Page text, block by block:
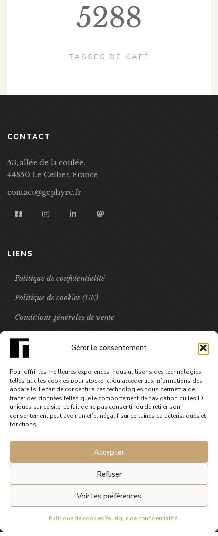
Gérer le consentement
Pour offrir les meilleures expériences, nous utilisons des technologies
telles que les cookies pour stocker et/ou accéder aux informations des
appareils. Le fait de consentir à ces technologies nous permettra de
traiter des données telles que le comportement de navigation ou les ID
uniques sur ce site. Le fait de ne pas consentir ou de retirer son
consentement peut avoir un effet négatif sur certaines caractéristiques et
fonctions.
Accepter
Refuser
Voir les préférences
Politique de cookiesPolitique de confidentialité
5288
TASSES DE CAFÉ
CONTACT
53, allée de la coulée,
44850 Le Cellier, France
contact@gephyre.fr
LIENS
Politique de confidentialité
Politique de cookies (UE)
Conditions générales de vente
Mentions légales
Boutique
FOCUS
1,00€
© 2025 Gephyre éditions. Tous droits réservés.